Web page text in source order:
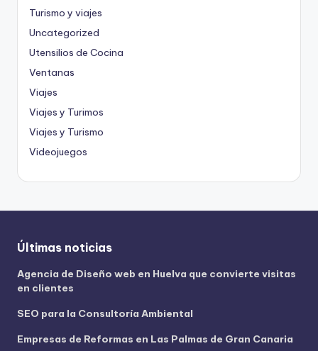
Turismo y viajes
Uncategorized
Utensilios de Cocina
Ventanas
Viajes
Viajes y Turimos
Viajes y Turismo
Videojuegos
Últimas noticias
Agencia de Diseño web en Huelva que convierte visitas
en clientes
SEO para la Consultoría Ambiental
Empresas de Reformas en Las Palmas de Gran Canaria